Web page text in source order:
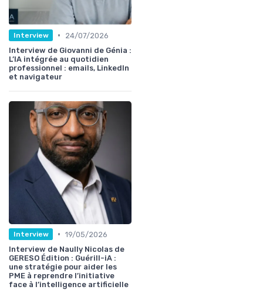
Interview •
24/07/2026
Interview de Giovanni de Génia :
L’IA intégrée au quotidien
professionnel : emails, LinkedIn
et navigateur
Interview • 19/05/2026
Interview de Naully Nicolas de
GERESO Édition : Guérill-iA :
une stratégie pour aider les
PME à reprendre l’initiative
face à l’intelligence artificielle